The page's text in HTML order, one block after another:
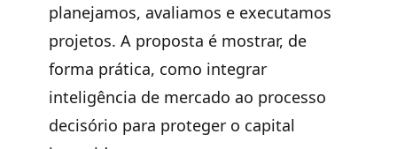
planejamos, avaliamos e executamos
projetos. A proposta é mostrar, de
forma prática, como integrar
inteligência de mercado ao processo
decisório para proteger o capital